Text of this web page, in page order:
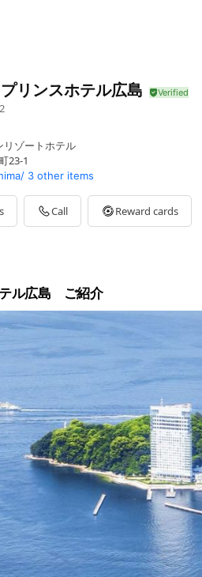
リンスホテル広島
リゾートホテル
23-1
3 other items
Call Reward cards
ル広島 ご紹介